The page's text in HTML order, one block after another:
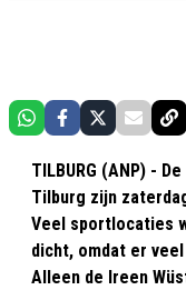
TILBURG (ANP) -
Tilburg zijn
Veel sportlocaties
dicht, omdat er
Alleen de Ireen